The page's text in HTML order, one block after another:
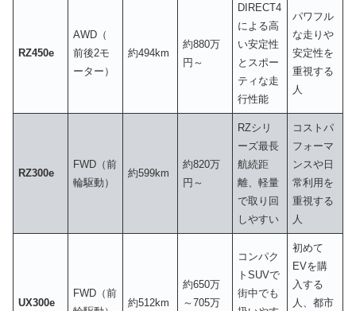
RZ450e
AWD（
前後2モ
ーター）
約494km
約880万
円～
DIRECT4
による高
い安定性
とスポー
ティな走
行性能
パワフル
な走りや
安定性を
重視する
人
RZ300e
FWD（前
輪駆動）
約599km
約820万
円～
RZシリ
ーズ最長
航続距
離、軽量
で取り回
しやすい
コストパ
フォーマ
ンスや日
常利用を
重視する
人
UX300e
FWD（前
約512km
約650万
～705万
コンパク
トSUVで
街中でも
初めて
EVを購
入する
人、都市